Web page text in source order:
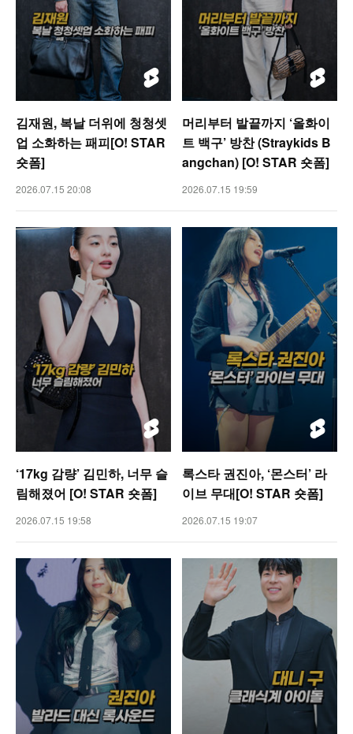
김재원, 복날 더위에 청청셋
업 소화하는 패피[O! STAR
숏폼]
2026.07.15 20:08
머리부터 발끝까지 ‘올화이
트 백구’ 방찬 (Straykids B
angchan) [O! STAR 숏폼]
2026.07.15 19:59
‘17kg 감량’ 김민하, 너무 슬
림해졌어 [O! STAR 숏폼]
2026.07.15 19:58
록스타 권진아, ‘몬스터’ 라
이브 무대[O! STAR 숏폼]
2026.07.15 19:07